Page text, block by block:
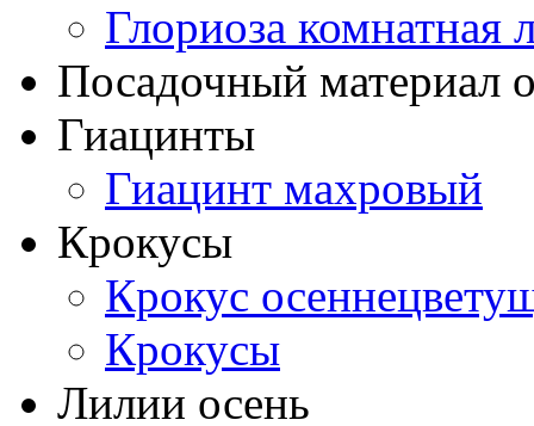
Глориоза комнатная
Посадочный материал
Гиацинты
Гиацинт махровый
Крокусы
Крокус
Крокусы
Лилии осень